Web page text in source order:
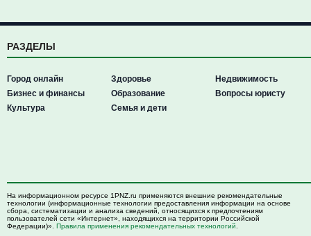
РАЗДЕЛЫ
Город онлайн
Бизнес и финансы
Культура
Здоровье
Образование
Семья и дети
Недвижимость
Вопросы юристу
На информационном ресурсе 1PNZ.ru применяются внешние рекомендательные
технологии (информационные технологии предоставления информации на основе
сбора, систематизации и анализа сведений, относящихся к предпочтениям
пользователей сети «Интернет», находящихся на территории Российской
Федерации)». Правила применения рекомендательных технологий